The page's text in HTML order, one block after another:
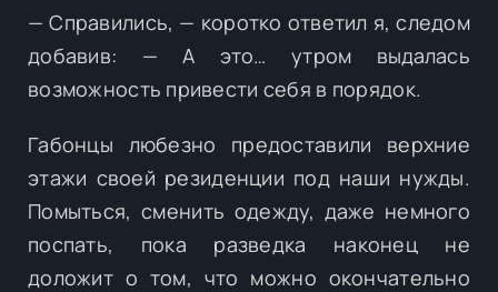
— Справились, — коротко ответил я, следом
добавив: — А это… утром выдалась
возможность привести себя в порядок.
Габонцы любезно предоставили верхние
этажи своей резиденции под наши нужды.
Помыться, сменить одежду, даже немного
поспать, пока разведка наконец не
доложит о том, что можно окончательно